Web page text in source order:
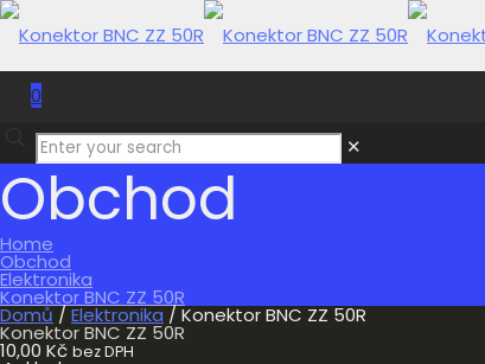
0
0,00 Kč
✕
Obchod
Home
Obchod
Elektronika
Konektor BNC ZZ 50R
Domů / Elektronika / Konektor BNC ZZ 50R
Konektor BNC ZZ 50R
10,00 Kč bez DPH